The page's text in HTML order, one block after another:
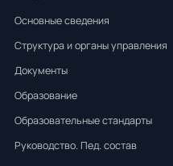
Основные сведения
Структура и органы управления
Документы
Образование
Образовательные стандарты
Руководство. Пед. состав